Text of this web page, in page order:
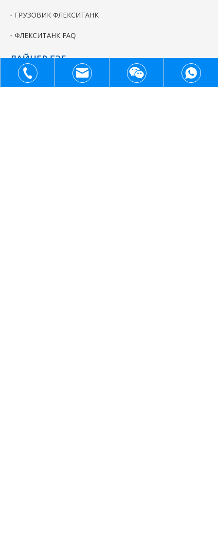
ГРУЗОВИК ФЛЕКСИТАНК
ФЛЕКСИТАНК FAQ
ЛАЙНЕР БЭГ
СЕЛЬСКОХОЗЯЙСТВЕННАЯ ПРОДУКЦИЯ
+86-(0)532 6609 8998sales@flexitank.net.cn
+86